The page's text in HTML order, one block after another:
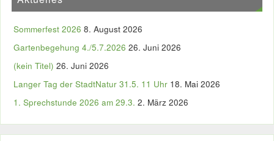
Sommerfest 2026 8. August 2026
Gartenbegehung 4./5.7.2026 26. Juni 2026
(kein Titel) 26. Juni 2026
Langer Tag der StadtNatur 31.5. 11 Uhr 18. Mai 2026
1. Sprechstunde 2026 am 29.3. 2. März 2026